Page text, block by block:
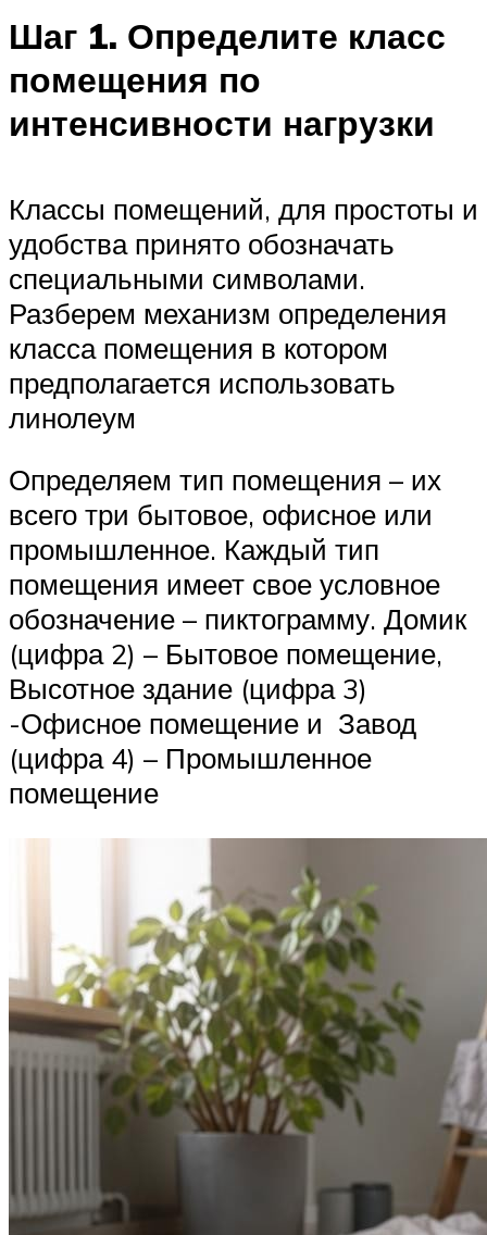
Шаг 1. Определите класс
помещения по
интенсивности нагрузки
Классы помещений, для простоты и
удобства принято обозначать
специальными символами.
Разберем механизм определения
класса помещения в котором
предполагается использовать
линолеум
Определяем тип помещения – их
всего три бытовое, офисное или
промышленное. Каждый тип
помещения имеет свое условное
обозначение – пиктограмму. Домик
(цифра 2) – Бытовое помещение,
Высотное здание (цифра 3)
-Офисное помещение и Завод
(цифра 4) – Промышленное
помещение